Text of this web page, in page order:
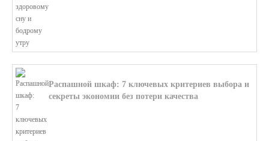
Распашной шкаф: 7 ключевых критериев выбора и
секреты экономии без потери качества